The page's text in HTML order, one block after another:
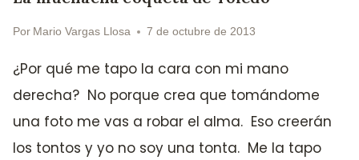
Por Mario Vargas Llosa 7 de octubre de 2013
¿Por qué me tapo la cara con mi mano
derecha? No porque crea que tomándome
una foto me vas a robar el alma. Eso creerán
los tontos y yo no soy una tonta. Me la tapo